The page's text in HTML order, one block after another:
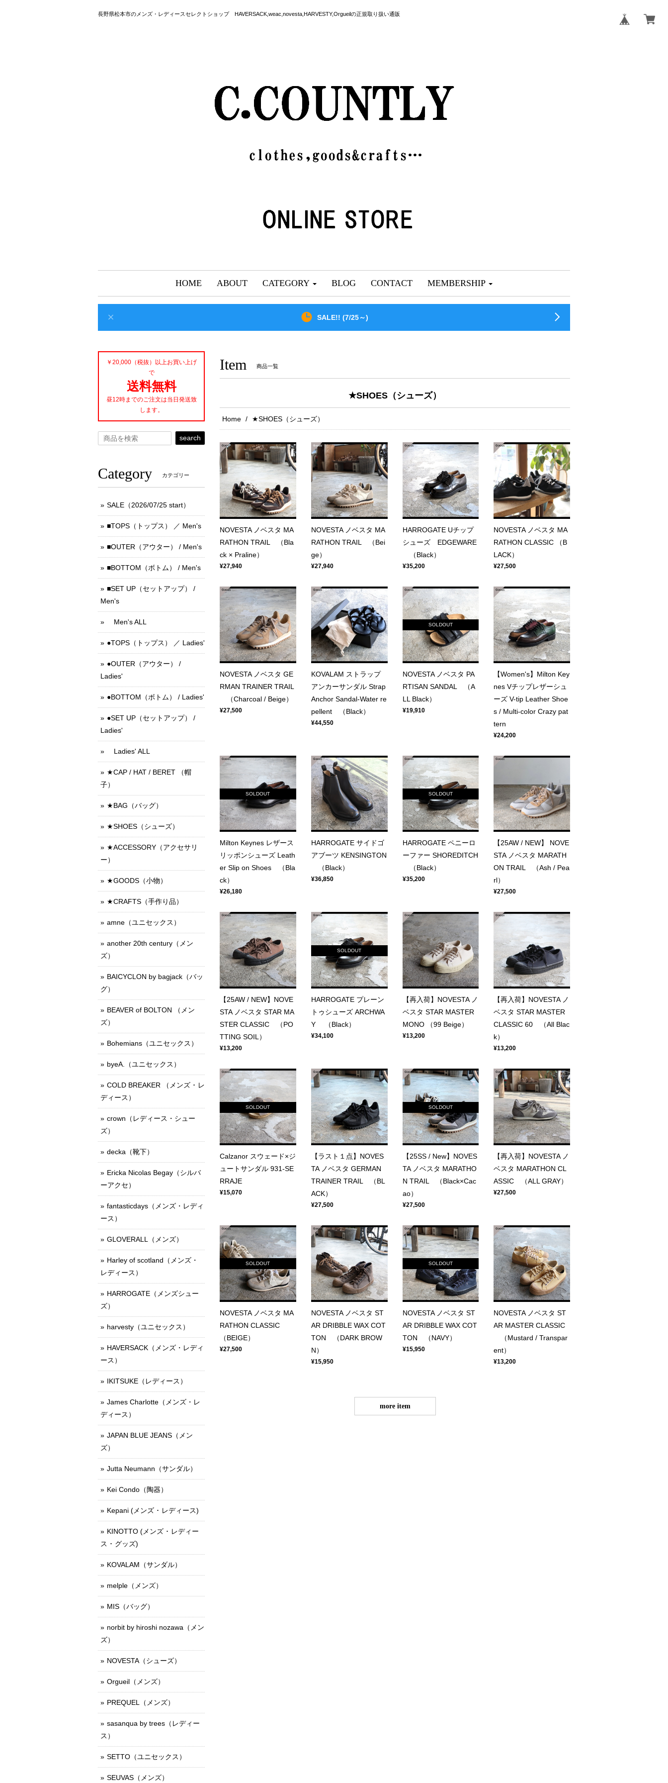
長野県松本市のメンズ・レディースセレクトショップ HAVERSACK,weac,novesta,HARVESTY,Orgueilの正規取り扱い通販
HOME ABOUT CATEGORY BLOG CONTACT MEMBERSHIP
SALE!! (7/25～)
Item 商品一覧
★SHOES（シューズ）
Home ★SHOES（シューズ）
NOVESTA ノベスタ MA
RATHON TRAIL （Bla
ck × Praline）
¥27,940
NOVESTA ノベスタ MA
RATHON TRAIL （Bei
ge）
¥27,940
HARROGATE Uチップ
シューズ EDGEWARE
（Black）
¥35,200
NOVESTA ノベスタ MA
RATHON CLASSIC （B
LACK）
¥27,500
NOVESTA ノベスタ GE
RMAN TRAINER TRAIL
（Charcoal / Beige）
¥27,500
KOVALAM ストラップ
アンカーサンダル Strap
Anchor Sandal-Water re
pellent （Black）
¥44,550
SOLDOUT
NOVESTA ノベスタ PA
RTISAN SANDAL （A
LL Black）
¥19,910
【Women's】Milton Key
nes Vチップレザーシュ
ーズ V-tip Leather Shoe
s / Multi-color Crazy pat
tern
¥24,200
SOLDOUT
Milton Keynes レザース
リッポンシューズ Leath
er Slip on Shoes （Bla
ck）
¥26,180
HARROGATE サイドゴ
アブーツ KENSINGTON
（Black）
¥36,850
SOLDOUT
HARROGATE ペニーロ
ーファー SHOREDITCH
（Black）
¥35,200
【25AW / NEW】 NOVE
STA ノベスタ MARATH
ON TRAIL （Ash / Pea
rl）
¥27,500
【25AW / NEW】NOVE
STA ノベスタ STAR MA
STER CLASSIC （PO
TTING SOIL）
¥13,200
SOLDOUT
HARROGATE プレーン
トゥシューズ ARCHWA
Y （Black）
¥34,100
【再入荷】NOVESTA ノ
ベスタ STAR MASTER
MONO （99 Beige）
¥13,200
【再入荷】NOVESTA ノ
ベスタ STAR MASTER
CLASSIC 60 （All Blac
k）
¥13,200
SOLDOUT
Calzanor スウェード×ジ
ュートサンダル 931-SE
RRAJE
¥15,070
【ラスト１点】NOVES
TA ノベスタ GERMAN
TRAINER TRAIL （BL
ACK）
¥27,500
SOLDOUT
【25SS / New】NOVES
TA ノベスタ MARATHO
N TRAIL （Black×Cac
ao）
¥27,500
【再入荷】NOVESTA ノ
ベスタ MARATHON CL
ASSIC （ALL GRAY）
¥27,500
SOLDOUT
NOVESTA ノベスタ MA
RATHON CLASSIC
（BEIGE）
¥27,500
NOVESTA ノベスタ ST
AR DRIBBLE WAX COT
TON （DARK BROW
N）
¥15,950
SOLDOUT
NOVESTA ノベスタ ST
AR DRIBBLE WAX COT
TON （NAVY）
¥15,950
NOVESTA ノベスタ ST
AR MASTER CLASSIC
（Mustard / Transpar
ent）
¥13,200
more item
￥20,000（税抜）以上お買い上げ
で
送料無料
昼12時までのご注文は当日発送致
します。
search
Category カテゴリー
SALE（2026/07/25 start）
■TOPS（トップス） ／ Men's
■OUTER（アウター） / Men's
■BOTTOM（ボトム） / Men's
■SET UP（セットアップ） /
Men's
Men's ALL
●TOPS（トップス） ／ Ladies'
●OUTER（アウター） /
Ladies'
●BOTTOM（ボトム） / Ladies'
●SET UP（セットアップ） /
Ladies'
Ladies' ALL
★CAP / HAT / BERET （帽
子）
★BAG（バッグ）
★SHOES（シューズ）
★ACCESSORY（アクセサリ
ー）
★GOODS（小物）
★CRAFTS（手作り品）
amne（ユニセックス）
another 20th century（メン
ズ）
BAICYCLON by bagjack（バッ
グ）
BEAVER of BOLTON （メン
ズ）
Bohemians（ユニセックス）
byeA.（ユニセックス）
COLD BREAKER （メンズ ･ レ
ディース）
crown（レディース・シュー
ズ）
decka（靴下）
Ericka Nicolas Begay（シルバ
ーアクセ）
fantasticdays（メンズ・レディ
ース）
GLOVERALL（メンズ）
Harley of scotland（メンズ・
レディース）
HARROGATE（メンズシュー
ズ）
harvesty（ユニセックス）
HAVERSACK（メンズ・レディ
ース）
IKITSUKE（レディース）
James Charlotte（メンズ・レ
ディース）
JAPAN BLUE JEANS（メン
ズ）
Jutta Neumann（サンダル）
Kei Condo（陶器）
Kepani (メンズ ･ レディース)
KINOTTO (メンズ ･ レディー
ス ･ グッズ)
KOVALAM（サンダル）
melple（メンズ）
MIS（バッグ）
norbit by hiroshi nozawa（メン
ズ）
NOVESTA（シューズ）
Orgueil（メンズ）
PREQUEL（メンズ）
sasanqua by trees（レディー
ス）
SETTO（ユニセックス）
SEUVAS（メンズ）